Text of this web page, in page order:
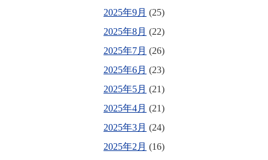
2025年9月 (25)
2025年8月 (22)
2025年7月 (26)
2025年6月 (23)
2025年5月 (21)
2025年4月 (21)
2025年3月 (24)
2025年2月 (16)